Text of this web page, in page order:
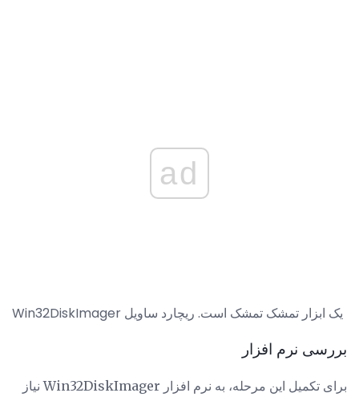
ad
Win32DiskImager یک ابزار تمشک تمشک است. ریچارد ساویل
بررسی نرم افزار
برای تکمیل این مرحله، به نرم افزار Win32DiskImager نیاز